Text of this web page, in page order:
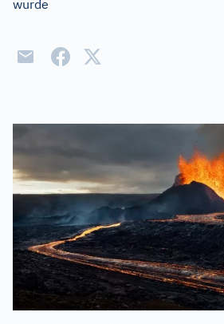
wurde